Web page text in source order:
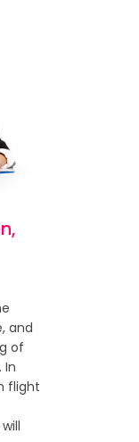
and
of
In
flight